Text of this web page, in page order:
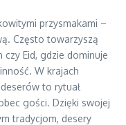
przysmakami –
Często towarzyszą
Eid, gdzie dominuje
W krajach
to rytuał
gości. Dzięki swojej
tradycjom, desery